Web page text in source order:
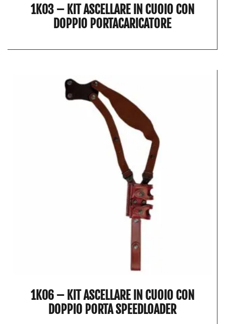
1K03 – KIT ASCELLARE IN CUOIO CON
DOPPIO PORTACARICATORE
1K06 – KIT ASCELLARE IN CUOIO CON
DOPPIO PORTA SPEEDLOADER